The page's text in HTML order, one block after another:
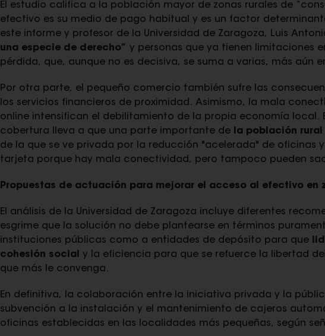
El estudio califica a la población mayor de zonas rurales de
efectivo es su medio de pago habitual y es un factor
este informe y profesor de la Universidad de Zaragoza, Luis
una especie de derecho” y personas que ya tienen limitaciones
pérdida, que, aunque no es decisiva, se suma a varias, más aún
Por otra parte, el pequeño comercio también sufre las
los servicios financieros de proximidad. Asimismo, la mala
online intensifican el debilitamiento de la propia economía local.
cobertura lleva a que una parte importante de
la población
de la que se ve privada por la reducción "acelerada" de oficinas
tarjeta porque hay mala conectividad, pero tampoco pueden
Propuestas de actuación para mejorar el acceso al efectivo en
El análisis de la Universidad de Zaragoza incluye diferentes
esgrime que la solución no debe plantearse en términos
instituciones públicas como a entidades de depósito para que
cohesión social
y la eficiencia para que se refuerce la libertad
que más le convenga.
En definitiva, la colaboración entre la iniciativa privada y la
subvención a la instalación y el mantenimiento de cajeros
oficinas establecidas en las localidades más pequeñas, según